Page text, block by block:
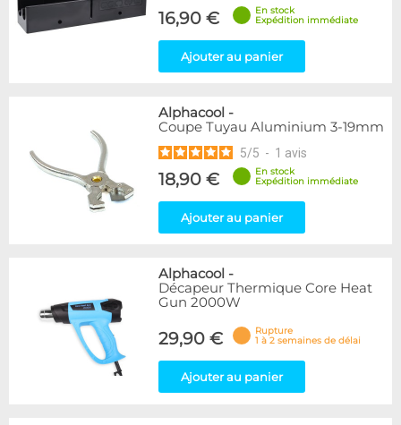
16,90 €
En stock
Expédition immédiate
Ajouter au panier
Alphacool -
Coupe Tuyau Aluminium 3-19mm
5/5 - 1 avis
18,90 €
En stock
Expédition immédiate
Ajouter au panier
Alphacool -
Décapeur Thermique Core Heat
Gun 2000W
29,90 €
Rupture
1 à 2 semaines de délai
Ajouter au panier